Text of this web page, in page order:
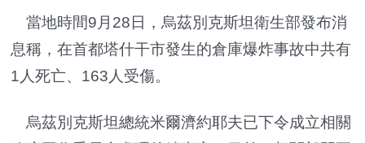
當地時間9月28日，烏茲別克斯坦衛生部發布消
息稱，在首都塔什干市發生的倉庫爆炸事故中共有
1人死亡、163人受傷。
烏茲別克斯坦總統米爾濟約耶夫已下令成立相關